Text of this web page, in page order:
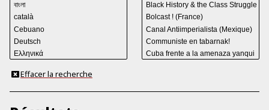
Effacer la recherche